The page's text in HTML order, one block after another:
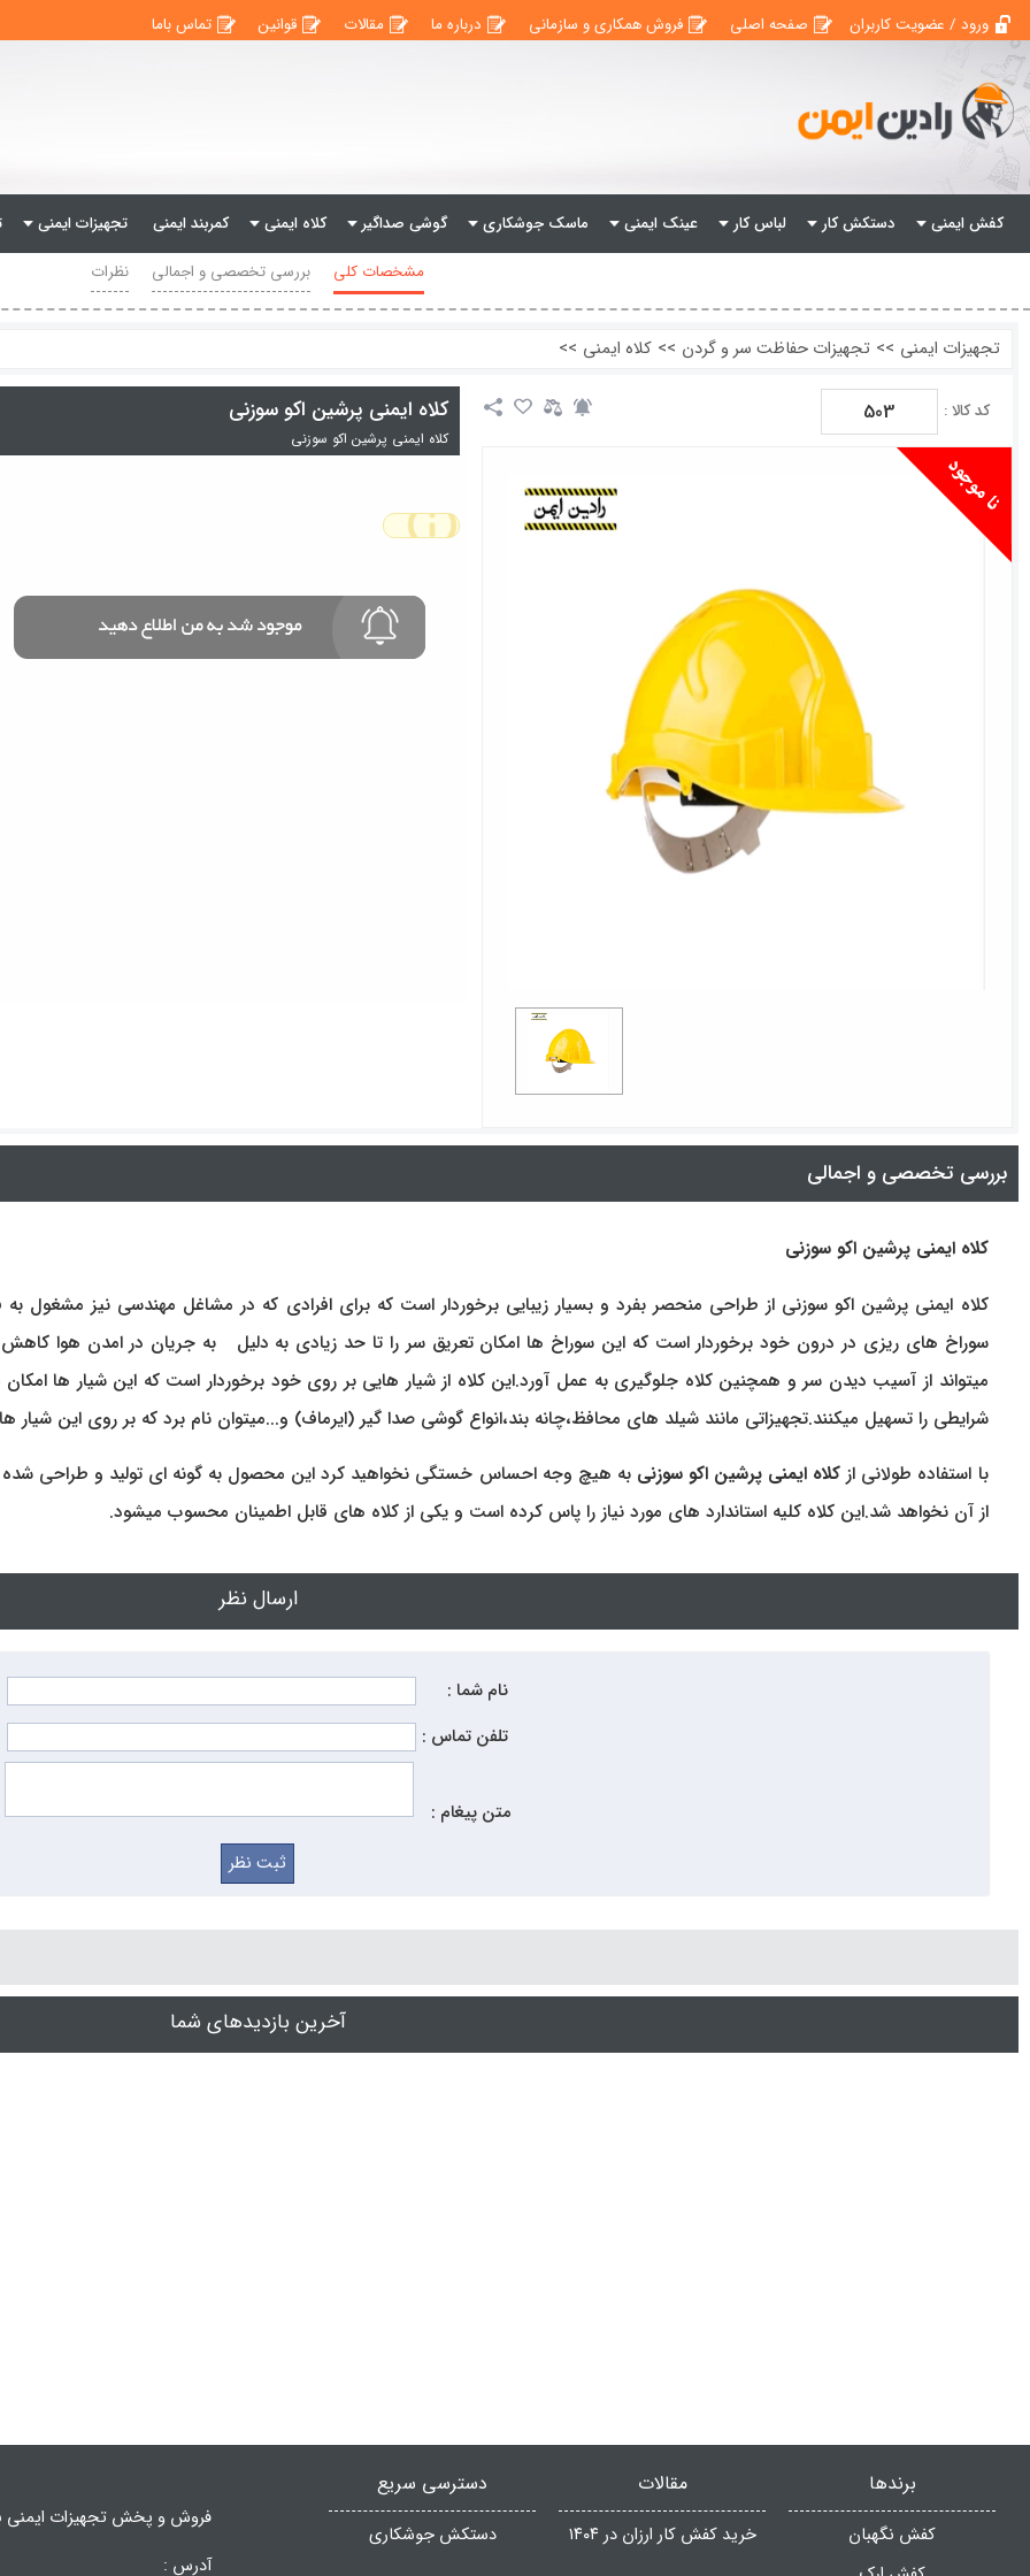
ورود / عضویت کاربران صفحه اصلی فروش همکاری و سازمانی درباره ما مقالات قوانین تماس باما
کفش ایمنی دستکش کار لباس کار عینک ایمنی ماسک جوشکاری گوشی صداگیر کلاه ایمنی کمربند ایمنی تجهیزات ایمنی
مشخصات کلی
بررسی تخصصی و اجمالی نظرات
تجهیزات ایمنی >> تجهیزات حفاظت سر و گردن >> کلاه ایمنی >>
کد کالا : 503 کلاه ایمنی پرشین اکو سوزنی
کلاه ایمنی پرشین اکو سوزنی
بررسی تخصصی و اجمالی
کلاه ایمنی پرشین اکو سوزنی
کلاه ایمنی پرشین اکو سوزنی از طراحی منحصر بفرد و بسیار زیبایی برخوردار است که برای افرادی که در مشاغل مهندسی نیز مشغول
سوراخ های ریزی در درون خود برخوردار است که این سوراخ ها امکان تعریق سر را تا حد زیادی به دلیل به جریان در امدن هوا کاهش
میتواند از آسیب دیدن سر و همچنین کلاه جلوگیری به عمل آورد.این کلاه از شیار هایی بر روی خود برخوردار است که این شیار ها
شرایطی را تسهیل میکنند.تجهیزاتی مانند شیلد های محافظ،چانه بند،انواع گوشی صدا گیر (ایرماف) و...میتوان نام برد که بر روی این شیار
با استفاده طولانی از کلاه ایمنی پرشین اکو سوزنیبه هیچ وجه احساس خستگی نخواهید کرد این محصول به گونه ای تولید و طراحی
از آن نخواهد شد.این کلاه کلیه استاندارد های مورد نیاز را پاس کرده است و یکی از کلاه های قابل اطمینان محسوب میشود.
ارسال نظر
نام شما :
تلفن تماس :
متن پیغام :
آخرین بازدیدهای شما
برندها
کفش نگهبان
مقالات
خرید کفش کار ارزان در ۱۴۰۴
دسترسی سریع
دستکش جوشکاری
فروش و پخش تجهیزات ایمنی
آدرس :